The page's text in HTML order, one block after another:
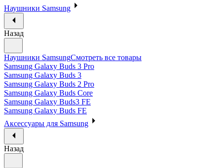
Наушники Samsung
Назад
Наушники SamsungСмотреть все товары
Samsung Galaxy Buds 3 Pro
Samsung Galaxy Buds 3
Samsung Galaxy Buds 2 Pro
Samsung Galaxy Buds Core
Samsung Galaxy Buds3 FE
Samsung Galaxy Buds FE
Аксессуары для Samsung
Назад